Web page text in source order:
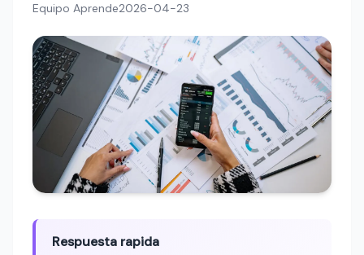
Equipo Aprende2026-04-23
Respuesta rapida